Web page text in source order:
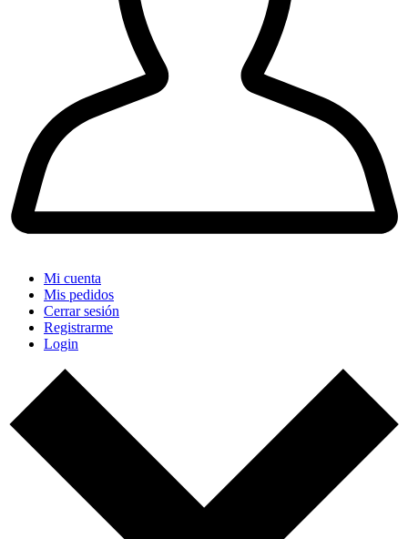
Mi cuenta
Mis pedidos
Cerrar sesión
Registrarme
Login